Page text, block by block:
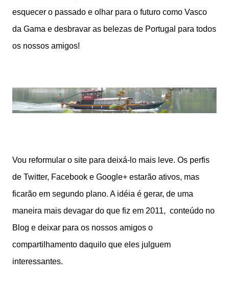
esquecer o passado e olhar para o futuro como Vasco
da Gama e desbravar as belezas de Portugal para todos
os nossos amigos!
Vou reformular o site para deixá-lo mais leve. Os perfis
de Twitter, Facebook e Google+ estarão ativos, mas
ficarão em segundo plano. A idéia é gerar, de uma
maneira mais devagar do que fiz em 2011, conteúdo no
Blog e deixar para os nossos amigos o
compartilhamento daquilo que eles julguem
interessantes.